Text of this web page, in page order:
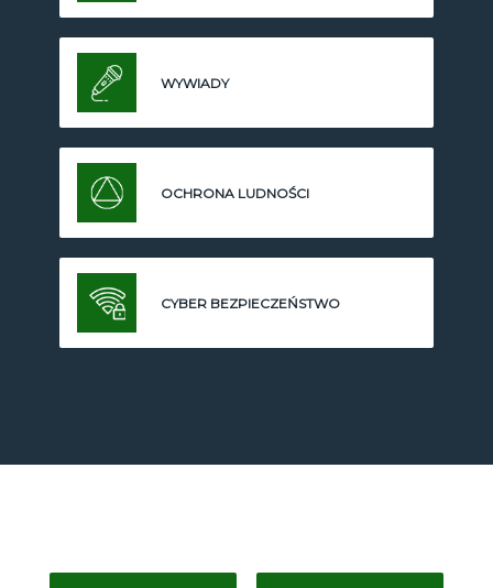
WYWIADY
OCHRONA LUDNOŚCI
CYBER BEZPIECZEŃSTWO